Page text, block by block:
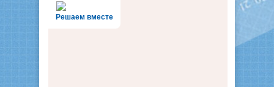
Решаем вместе